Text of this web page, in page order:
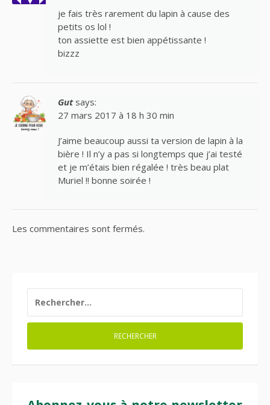
je fais très rarement du lapin à cause des
petits os lol !
ton assiette est bien appétissante !
bizzz
Gut says:
27 mars 2017 à 18 h 30 min
J’aime beaucoup aussi ta version de lapin à la
bière ! Il n’y a pas si longtemps que j’ai testé
et je m’étais bien régalée ! très beau plat
Muriel !! bonne soirée !
Les commentaires sont fermés.